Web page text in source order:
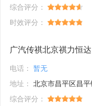
综合评分：
时效评分：
广汽传祺北京祺力恒达
电话： 暂无
地址： 北京市昌平区昌平
综合评分：